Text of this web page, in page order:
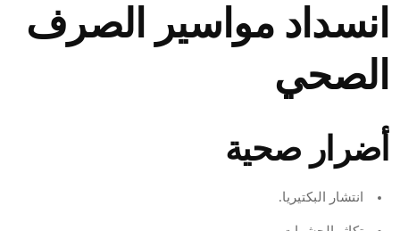
انسداد مواسير الصرف
الصحي
أضرار صحية
انتشار البكتيريا.